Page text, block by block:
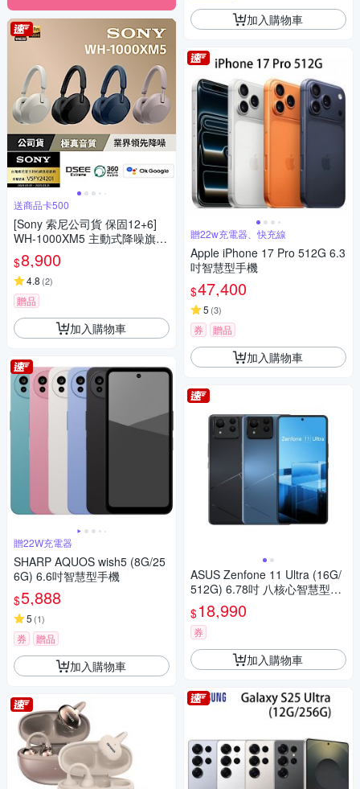
送商品卡500
[Sony 索尼公司貨 保固12+6]
WH-1000XM5 主動式降噪旗艦
藍牙耳機(頂級降噪 /極真音質/
配戴舒適)
$8,900
4.8 (2)
贈品
加入購物車
贈22W充電器
SHARP AQUOS wish5 (8G/25
6G) 6.6吋智慧型手機
$5,888
5 (1)
券 贈品
加入購物車
加入購物車
贈22w充電器、快充線
Apple iPhone 17 Pro 512G 6.3
吋智慧型手機
$47,400
5 (3)
券 贈品
加入購物車
ASUS Zenfone 11 Ultra (16G/
512G) 6.78吋 八核心智慧型手
機
$18,990
券
加入購物車